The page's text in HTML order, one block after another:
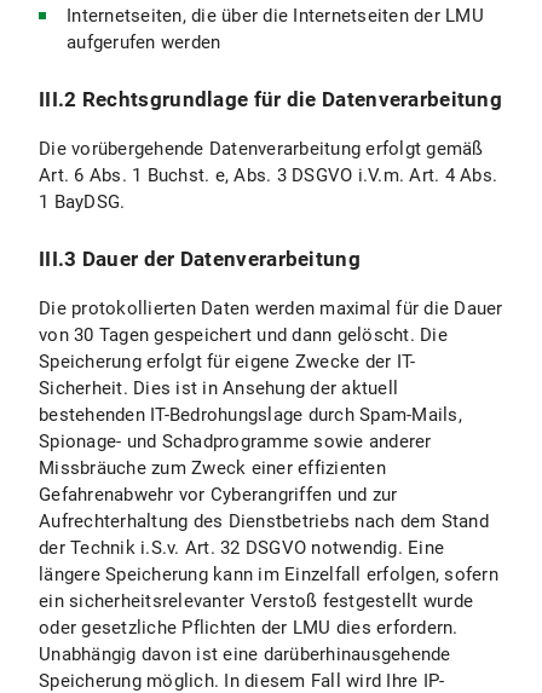
Internetseiten, die über die Internetseiten der LMU
aufgerufen werden
III.2 Rechtsgrundlage für die Datenverarbeitung
Die vorübergehende Datenverarbeitung erfolgt gemäß
Art. 6 Abs. 1 Buchst. e, Abs. 3 DSGVO i.V.m. Art. 4 Abs.
1 BayDSG.
III.3 Dauer der Datenverarbeitung
Die protokollierten Daten werden maximal für die Dauer
von 30 Tagen gespeichert und dann gelöscht. Die
Speicherung erfolgt für eigene Zwecke der IT-
Sicherheit. Dies ist in Ansehung der aktuell
bestehenden IT-Bedrohungslage durch Spam-Mails,
Spionage- und Schadprogramme sowie anderer
Missbräuche zum Zweck einer effizienten
Gefahrenabwehr vor Cyberangriffen und zur
Aufrechterhaltung des Dienstbetriebs nach dem Stand
der Technik i.S.v. Art. 32 DSGVO notwendig. Eine
längere Speicherung kann im Einzelfall erfolgen, sofern
ein sicherheitsrelevanter Verstoß festgestellt wurde
oder gesetzliche Pflichten der LMU dies erfordern.
Unabhängig davon ist eine darüberhinausgehende
Speicherung möglich. In diesem Fall wird Ihre IP-